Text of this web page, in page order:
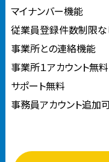
マイナンバー機能
従業員登録件数制限な
事業所との連絡機能
事業所１アカウント無料
サポート無料
事務員アカウント追加